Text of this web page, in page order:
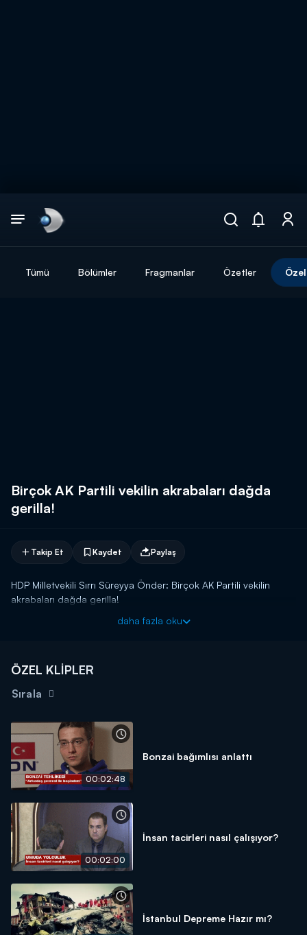
Tümü Bölümler Fragmanlar Özetler
Birçok AK Partili vekilin akrabaları dağda
gerilla!
Takip Et Kaydet Paylaş
HDP Milletvekili Sırrı Süreyya Önder: Birçok AK Partili vekilin
akrabaları dağda gerilla!
daha fazla oku
ÖZEL KLİPLER
Sırala
00:02:48
Bonzai bağımlısı anlattı
00:02:00
İnsan tacirleri nasıl çalışıyor?
İstanbul Depreme Hazır mı?